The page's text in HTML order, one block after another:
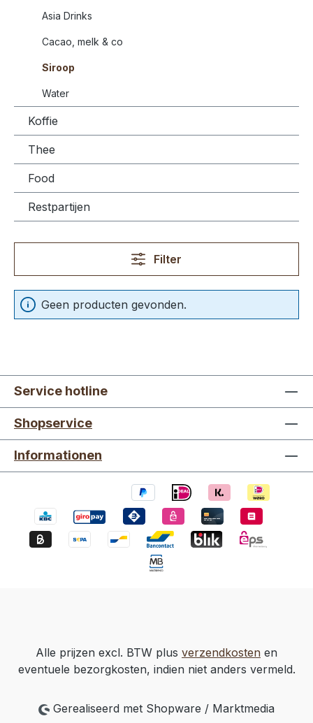
Asia Drinks
Cacao, melk & co
Siroop
Water
Koffie
Thee
Food
Restpartijen
Filter
Geen producten gevonden.
Service hotline
Shopservice
Informationen
Alle prijzen excl. BTW plus verzendkosten en
eventuele bezorgkosten, indien niet anders vermeld.
Gerealiseerd met Shopware / Marktmedia